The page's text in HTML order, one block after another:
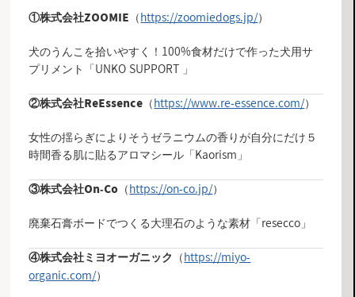
①株式会社ZOOMIE （ https://zoomiedogs.jp/）
犬のうんこを拾いやすく！100%食材だけで作った犬用サ
プリメント「UNKO SUPPORT 」
②株式会社ReEssence （ https://www.re-essence.com/）
女性の揺らぎによりそうゼラニウムの香りが自分にだけ５
時間香る肌に貼るアロマシール「Kaorism」
③株式会社On-Co （ https://on-co.jp/）
廃棄石膏ボードでつくる大理石のような素材「resecco」
④株式会社ミヨオーガニック （ https://miyo-
organic.com/）